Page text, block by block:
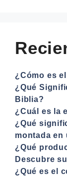
¿Cómo es
¿Qué
Biblia?
¿Cuál es la
¿Qué
montada en
¿Qué
Descubre
¿Qué es el